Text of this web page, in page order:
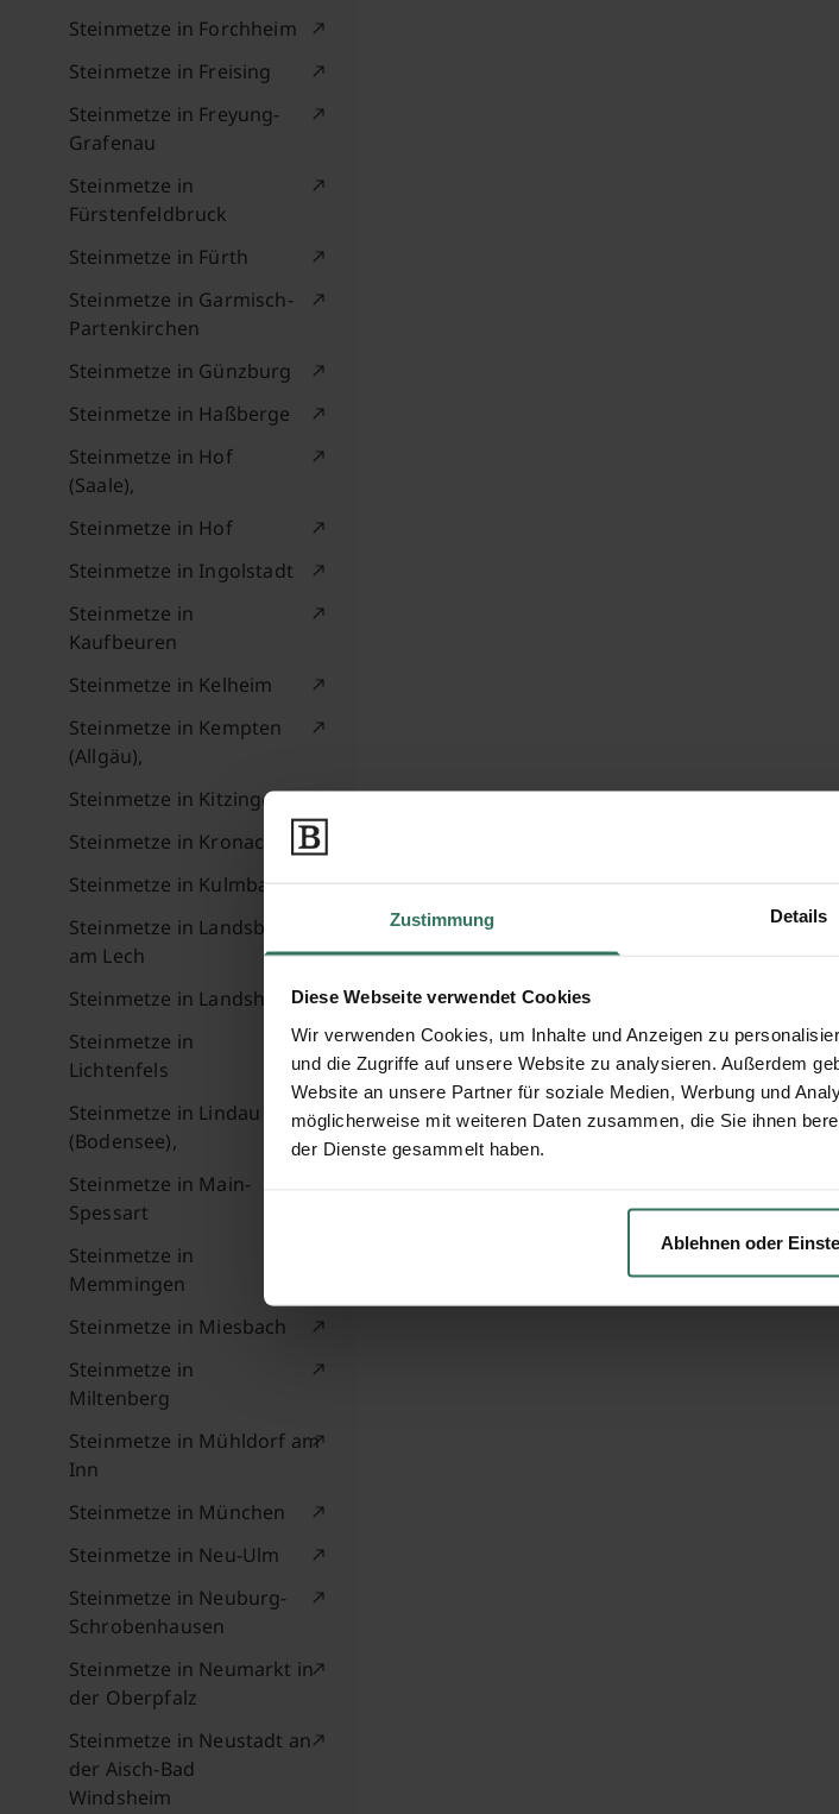
Zustimmung Details
Diese Webseite verwendet Cookies
Wir verwenden Cookies, um Inhalte und Anzeigen zu
und die Zugriffe auf unsere Website zu analysieren. Außerdem
Website an unsere Partner für soziale Medien, Werbung und
möglicherweise mit weiteren Daten zusammen, die Sie ihnen
der Dienste gesammelt haben.
Ablehnen oder
Steinmetze in Forchheim
Steinmetze in Freising
Steinmetze in Freyung-
Grafenau
Steinmetze in
Fürstenfeldbruck
Steinmetze in Fürth
Steinmetze in Garmisch-
Partenkirchen
Steinmetze in Günzburg
Steinmetze in Haßberge
Steinmetze in Hof
(Saale),
Steinmetze in Hof
Steinmetze in Ingolstadt
Steinmetze in
Kaufbeuren
Steinmetze in Kelheim
Steinmetze in Kempten
(Allgäu),
Steinmetze in Kitzingen
Steinmetze in Kronach
Steinmetze in Kulmbach
Steinmetze in Landsberg
am Lech
Steinmetze in Landshut
Steinmetze in
Lichtenfels
Steinmetze in Lindau
(Bodensee),
Steinmetze in Main-
Spessart
Steinmetze in
Memmingen
Steinmetze in Miesbach
Steinmetze in
Miltenberg
Steinmetze in Mühldorf am
Inn
Steinmetze in München
Steinmetze in Neu-Ulm
Steinmetze in Neuburg-
Schrobenhausen
Steinmetze in Neumarkt in
der Oberpfalz
Steinmetze in Neustadt an
der Aisch-Bad
Windsheim